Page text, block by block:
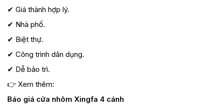
✔ Giá thành hợp lý.
✔ Nhà phố.
✔ Biệt thự.
✔ Công trình dân dụng.
✔ Dễ bảo trì.
👉 Xem thêm:
Báo giá cửa nhôm Xingfa 4 cánh